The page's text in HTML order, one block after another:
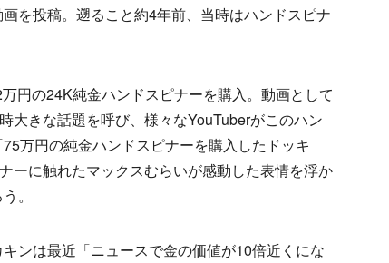
を投稿。遡ること約4年前、当時はハンドスピナ
円の24K純金ハンドスピナーを購入。動画として
大きな話題を呼び、様々なYouTuberがこのハン
万円の純金ハンドスピナーを購入したドッキ
ーに触れたマックスむらいが感動した表情を浮か
。
ンは最近「ニュースで金の価値が10倍近くにな